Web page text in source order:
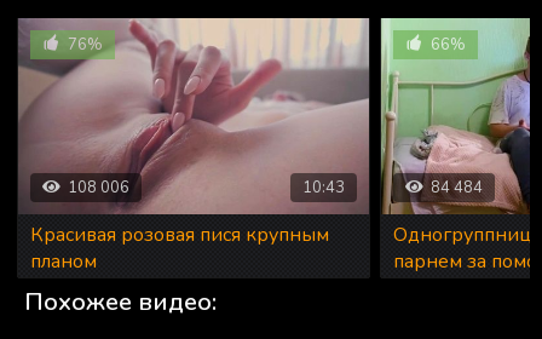
76%
10:43
108 006
Красивая розовая пися крупным
планом
66%
84 484
Одногруппница
парнем за
Похожее видео: